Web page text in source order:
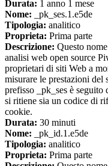
Durata: 1 anno 1 mese
Nome: _pk_ses.1.e5de
Tipologia: analitico
Proprieta: Prima parte
Descrizione: Questo
analisi web open source
proprietari di siti Web a
misurare le prestazioni
prefisso _pk_ses è seguito
si ritiene sia un codice di
cookie.
Durata: 30 minuti
Nome: _pk_id.1.e5de
Tipologia: analitico
Proprieta: Prima parte